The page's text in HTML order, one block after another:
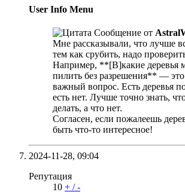
User Info Menu
Сообщение от
Мне рассказывали, что лучше
тем как срубить, надо
Например, **[B]какие деревья
пилить без разрешения** —
важный вопрос. Есть деревья
есть нет. Лучше точно знать,
делать, а что нет.
Согласен, если пожалеешь
быть что-то интересное!
2024-11-28, 09:04
Репутация
10 + /-